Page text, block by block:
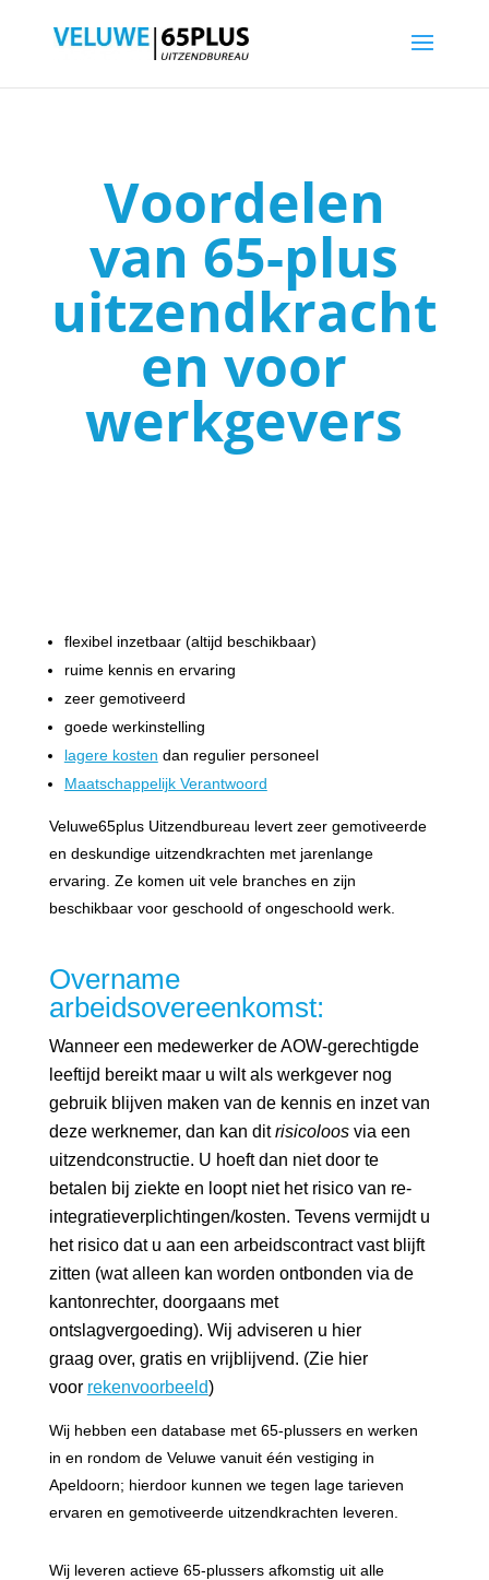
Voordelen
van 65-plus
uitzendkracht
en voor
werkgevers
flexibel inzetbaar (altijd beschikbaar)
ruime kennis en ervaring
zeer gemotiveerd
goede werkinstelling
lagere kosten dan regulier personeel
Maatschappelijk Verantwoord
Veluwe65plus Uitzendbureau levert zeer gemotiveerde
en deskundige uitzendkrachten met jarenlange
ervaring. Ze komen uit vele branches en zijn
beschikbaar voor geschoold of ongeschoold werk.​
Overname
arbeidsovereenkomst:
Wanneer een medewerker de AOW-gerechtigde
leeftijd bereikt maar u wilt als werkgever nog
gebruik blijven maken van de kennis en inzet van
deze werknemer, dan kan ditrisicoloosvia een
uitzendconstructie. U hoeft dan niet door te
betalen bij ziekte en loopt niet het risico van re-
integratieverplichtingen/kosten. Tevens vermijdt u
het risico dat u aan een arbeidscontract vast blijft
zitten (wat alleen kan worden ontbonden via de
kantonrechter, doorgaans met
ontslagvergoeding). Wij adviseren u hier
graag over, gratis en vrijblijvend. (Zie hier
voor rekenvoorbeeld)
Wij hebben een database met 65-plussers en werken
in en rondom de Veluwe vanuit één vestiging in
Apeldoorn; hierdoor kunnen we tegen lage tarieven
ervaren en gemotiveerde uitzendkrachten leveren.
Wij leveren actieve 65-plussers afkomstig uit alle